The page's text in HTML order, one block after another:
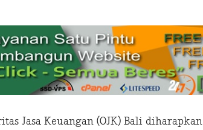
Jasa Keuangan (OJK) Bali diharapkan